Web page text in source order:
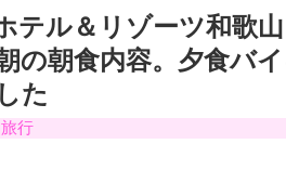
テル＆リゾーツ和歌
の朝食内容。夕食バ
た
行